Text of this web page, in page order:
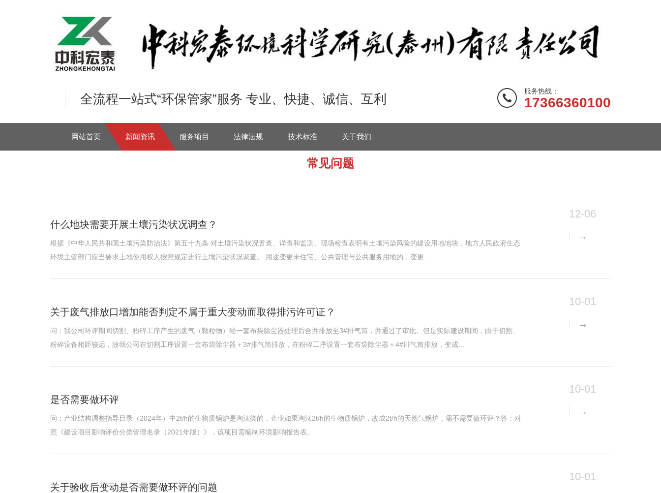
全流程一站式“环保管家”服务 专业、快捷、诚信、互利
服务热线：
17366360100
网站首页 新闻资讯 服务项目 法律法规 技术标准 关于我们
常见问题
什么地块需要开展土壤污染状况调查？
12-06
根据《中华人民共和国土壤污染防治法》第五十九条 对土壤污染状况普查、详查和监测、现场检查表明有土壤污染风险的建设用地地块，地方人民政府生态
环境主管部门应当要求土地使用权人按照规定进行土壤污染状况调查。 用途变更未住宅、公共管理与公共服务用地的，变更...
关于废气排放口增加能否判定不属于重大变动而取得排污许可证？
10-01
问：我公司环评期间切割、粉碎工序产生的废气（颗粒物）经一套布袋除尘器处理后合并排放至3#排气筒，并通过了审批。但是实际建设期间，由于切割、
粉碎设备相距较远，故我公司在切割工序设置一套布袋除尘器＋3#排气筒排放，在粉碎工序设置一套布袋除尘器＋4#排气筒排放，变成...
是否需要做环评
10-01
问：产业结构调整指导目录（2024年）中2t/h的生物质锅炉是淘汰类的，企业如果淘汰2t/h的生物质锅炉，改成2t/h的天然气锅炉，需不需要做环评？答：对
照《建设项目影响评价分类管理名录（2021年版）》，该项目需编制环境影响报告表。
关于验收后变动是否需要做环评的问题
10-01